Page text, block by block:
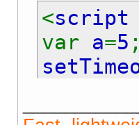
<script
var a=5 ;
</